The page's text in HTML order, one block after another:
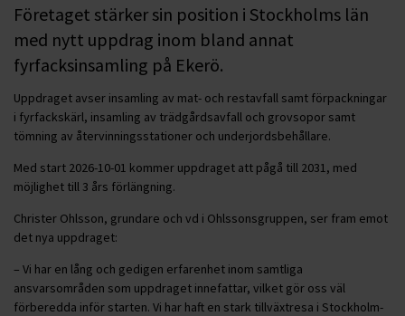
Företaget stärker sin position i Stockholms län
med nytt uppdrag inom bland annat
fyrfacksinsamling på Ekerö.
Uppdraget avser insamling av mat- och restavfall samt förpackningar
i fyrfackskärl, insamling av trädgårdsavfall och grovsopor samt
tömning av återvinningsstationer och underjordsbehållare.
Med start 2026-10-01 kommer uppdraget att pågå till 2031, med
möjlighet till 3 års förlängning.
Christer Ohlsson, grundare och vd i Ohlssonsgruppen, ser fram emot
det nya uppdraget:
– Vi har en lång och gedigen erfarenhet inom samtliga
ansvarsområden som uppdraget innefattar, vilket gör oss väl
förberedda inför starten. Vi har haft en stark tillväxtresa i Stockholm-